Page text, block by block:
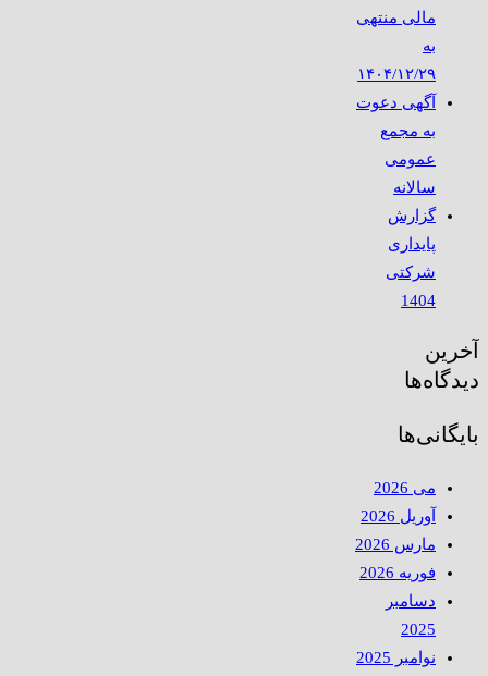
مالی منتهی
به
۱۴۰۴/۱۲/۲۹
آگهی دعوت
به مجمع
عمومی
سالانه
گزارش
پایداری
شرکتی
1404
آخرین
دیدگاه‌ها
بایگانی‌ها
می 2026
آوریل 2026
مارس 2026
فوریه 2026
دسامبر
2025
نوامبر 2025